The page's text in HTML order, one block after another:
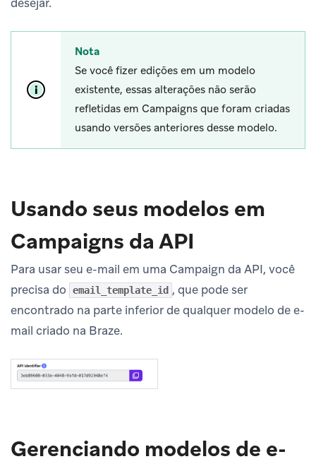
Nota
Se você fizer edições em um modelo
existente, essas alterações não serão
refletidas em Campaigns que foram criadas
usando versões anteriores desse modelo.
Usando seus modelos em
Campaigns da API
Para usar seu e-mail em uma Campaign da API, você
precisa do
email_template_id , que pode ser
encontrado na parte inferior de qualquer modelo de e-
mail criado na Braze.
Gerenciando modelos de e-